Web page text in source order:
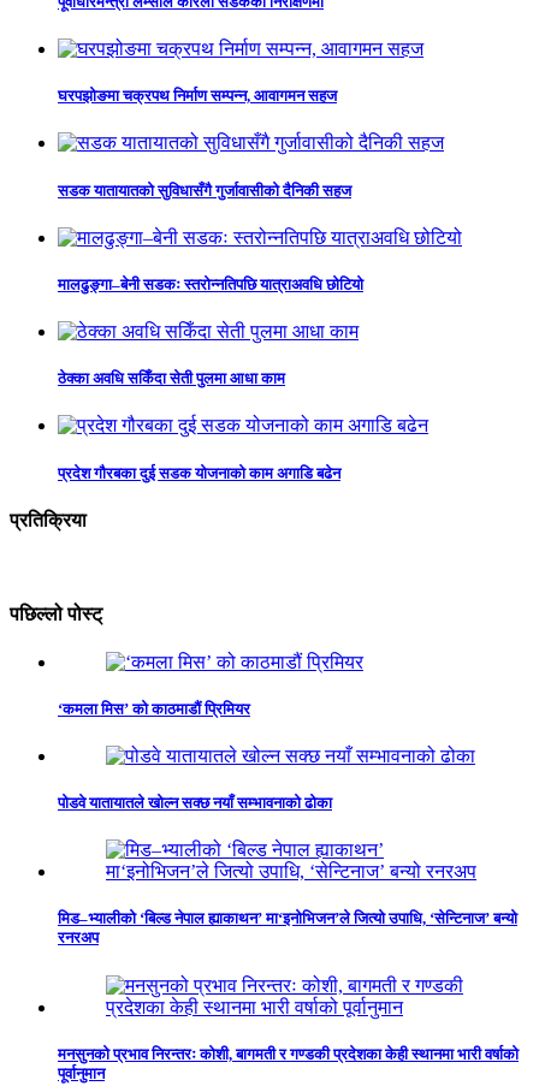
घरपझोङमा चक्रपथ निर्माण सम्पन्न, आवागमन सहज
सडक यातायातको सुविधासँगै गुर्जावासीको दैनिकी सहज
मालढुङ्गा–बेनी सडकः स्तरोन्नतिपछि यात्राअवधि छोटियो
ठेक्का अवधि सकिँदा सेती पुलमा आधा काम
प्रदेश गौरबका दुई सडक योजनाको काम अगाडि बढेन
प्रतिक्रिया
पछिल्लो पोस्ट्
‘कमला मिस’ को काठमाडौं प्रिमियर
पोडवे यातायातले खोल्न सक्छ नयाँ सम्भावनाको ढोका
मिड–भ्यालीको ‘बिल्ड नेपाल ह्याकाथन’ मा‘इनोभिजन’ले जित्यो उपाधि, ‘सेन्टिनाज’ बन्यो
रनरअप
मनसुनको प्रभाव निरन्तरः कोशी, बागमती र गण्डकी प्रदेशका केही स्थानमा भारी वर्षाको
पूर्वानुमान